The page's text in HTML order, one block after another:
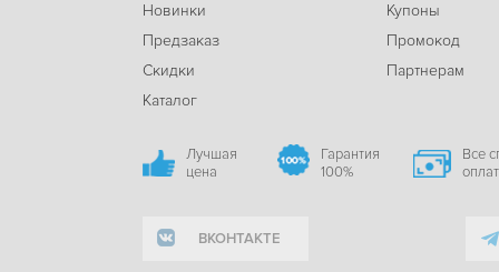
Новинки
Предзаказ
Скидки
Каталог
Купоны
Промокод
Партнерам
Лучшая
цена
Гарантия
100%
Все
ВКОНТАКТЕ